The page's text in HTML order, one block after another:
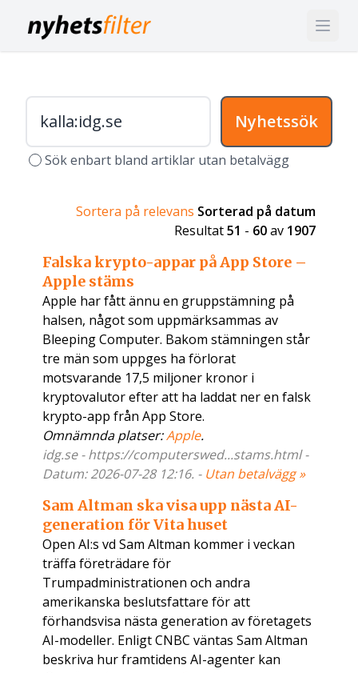
Nyhetssök
Sök enbart bland artiklar utan betalvägg
Sortera på relevans Sorterad på datum
Resultat51 - 60av 1907
Falska krypto-appar på App Store –
Apple stäms
Apple har fått ännu en gruppstämning på
halsen, något som uppmärksammas av
Bleeping Computer. Bakom stämningen står
tre män som uppges ha förlorat
motsvarande 17,5 miljoner kronor i
kryptovalutor efter att ha laddat ner en falsk
krypto-app från App Store.
Omnämnda platser:Apple.
idg.se - https://computerswed...stams.html -
Datum: 2026-07-28 12:16. - Utan betalvägg »
Sam Altman ska visa upp nästa AI-
generation för Vita huset
Open AI:s vd Sam Altman kommer i veckan
träffa företrädare för
Trumpadministrationen och andra
amerikanska beslutsfattare för att
förhandsvisa nästa generation av företagets
AI-modeller. Enligt CNBC väntas Sam Altman
beskriva hur framtidens AI-agenter kan